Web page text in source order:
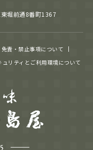
堀前通8番町1367
免責・禁止事項について
ュリティとご利用環境について